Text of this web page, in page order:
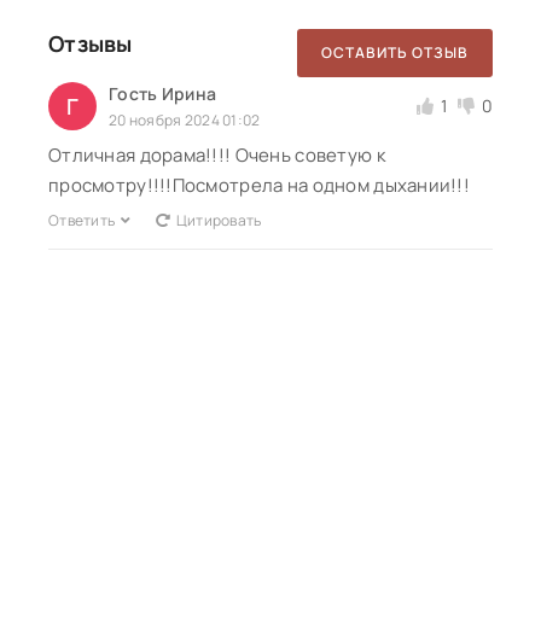
Отзывы ОСТАВИТЬ ОТЗЫВ
Г Гость Ирина
20 ноября 2024 01:02
1 0
Отличная дорама!!!! Очень советую к
просмотру!!!!Посмотрела на одном дыхании!!!
Ответить Цитировать